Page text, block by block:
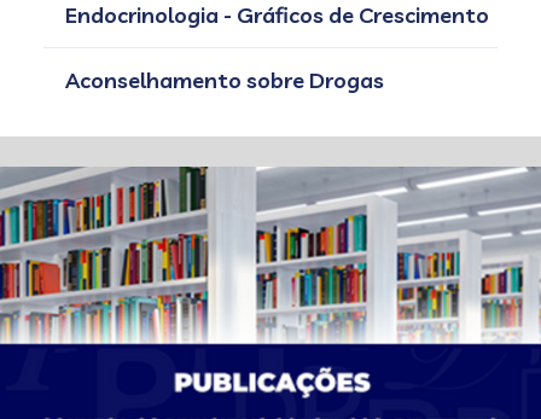
Endocrinologia - Gráficos de Crescimento
Aconselhamento sobre Drogas